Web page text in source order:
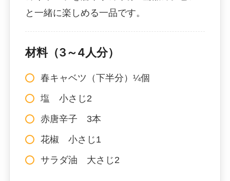
と一緒に楽しめる一品です。
材料（3～4人分）
春キャベツ（下半分）¼個
塩 小さじ2
赤唐辛子 3本
花椒 小さじ1
サラダ油 大さじ2